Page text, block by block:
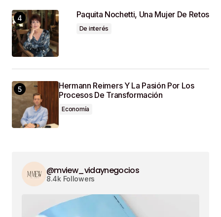
Paquita Nochetti, Una Mujer De Retos
De interés
Hermann Reimers Y La Pasión Por Los
Procesos De Transformación
Economía
@mview_vidaynegocios
8.4k Followers